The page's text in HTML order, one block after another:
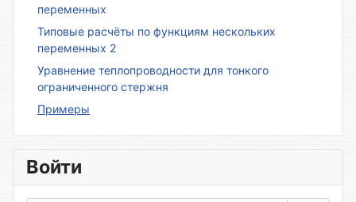
переменных
Типовые расчёты по функциям нескольких
переменных 2
Уравнение теплопроводности для тонкого
ограниченного стержня
Примеры
Войти